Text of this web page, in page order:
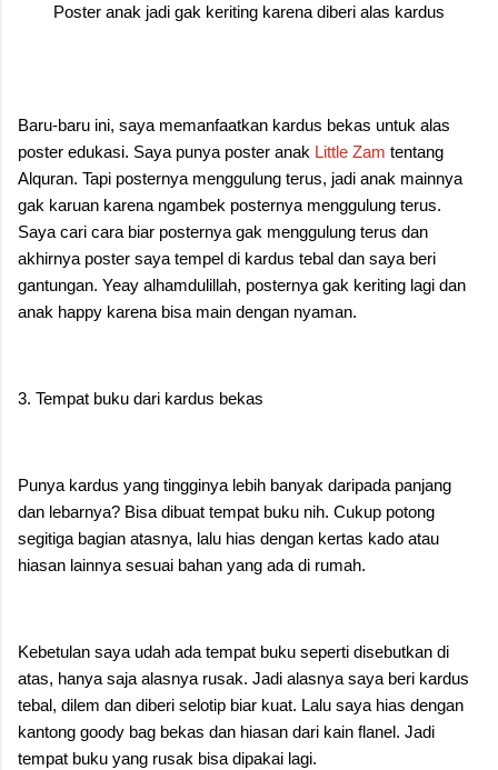
Poster anak jadi gak keriting karena diberi alas kardus
Baru-baru ini, saya memanfaatkan kardus bekas untuk alas
poster edukasi. Saya punya poster anak Little Zam tentang
Alquran. Tapi posternya menggulung terus, jadi anak mainnya
gak karuan karena ngambek posternya menggulung terus.
Saya cari cara biar posternya gak menggulung terus dan
akhirnya poster saya tempel di kardus tebal dan saya beri
gantungan. Yeay alhamdulillah, posternya gak keriting lagi dan
anak happy karena bisa main dengan nyaman.
3. Tempat buku dari kardus bekas
Punya kardus yang tingginya lebih banyak daripada panjang
dan lebarnya? Bisa dibuat tempat buku nih. Cukup potong
segitiga bagian atasnya, lalu hias dengan kertas kado atau
hiasan lainnya sesuai bahan yang ada di rumah.
Kebetulan saya udah ada tempat buku seperti disebutkan di
atas, hanya saja alasnya rusak. Jadi alasnya saya beri kardus
tebal, dilem dan diberi selotip biar kuat. Lalu saya hias dengan
kantong goody bag bekas dan hiasan dari kain flanel. Jadi
tempat buku yang rusak bisa dipakai lagi.